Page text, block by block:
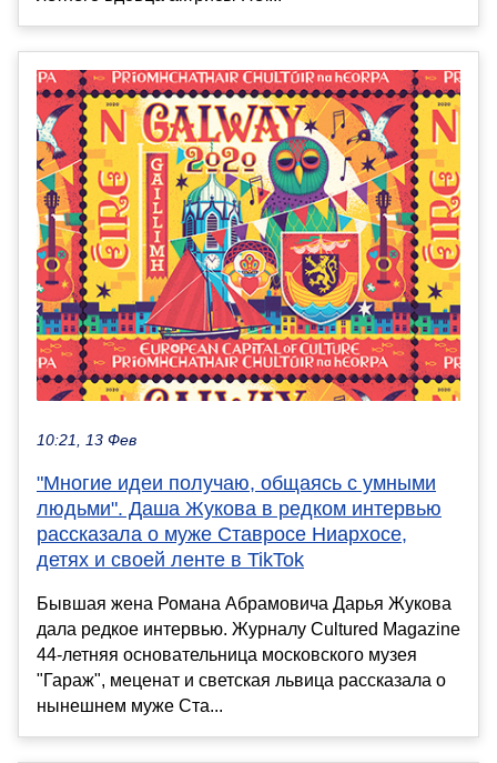
10:21, 13 Фев
"Многие идеи получаю, общаясь с умными
людьми". Даша Жукова в редком интервью
рассказала о муже Ставросе Ниархосе,
детях и своей ленте в TikTok
Бывшая жена Романа Абрамовича Дарья Жукова
дала редкое интервью. Журналу Cultured Magazine
44-летняя основательница московского музея
"Гараж", меценат и светская львица рассказала о
нынешнем муже Ста...